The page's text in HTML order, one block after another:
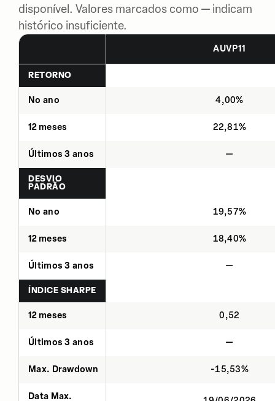
disponível. Valores marcados como — indicam
histórico insuficiente.
AUVP11
RETORNO
No ano 4,00%
12 meses 22,81%
Últimos 3 anos —
DESVIO
PADRÃO
No ano 19,57%
12 meses 18,40%
Últimos 3 anos —
ÍNDICE SHARPE
12 meses 0,52
Últimos 3 anos —
Max. Drawdown -15,53%
Data Max.